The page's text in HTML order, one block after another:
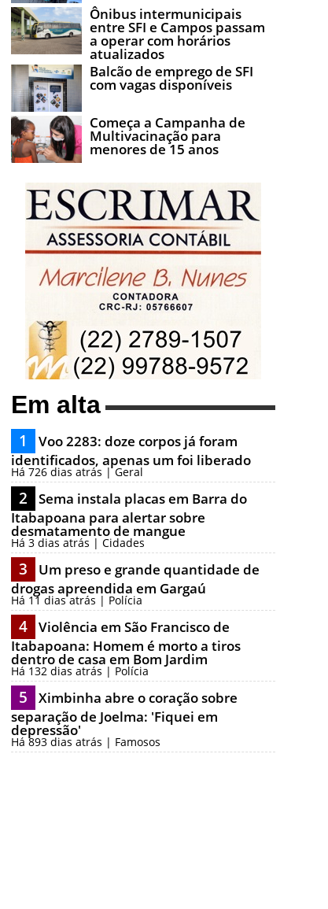
Ônibus intermunicipais
entre SFI e Campos passam
a operar com horários
atualizados
Balcão de emprego de SFI
com vagas disponíveis
Começa a Campanha de
Multivacinação para
menores de 15 anos
Em alta
1
Voo 2283: doze corpos já foram
identificados, apenas um foi liberado
Há 726 dias atrás | Geral
2
Sema instala placas em Barra do
Itabapoana para alertar sobre
desmatamento de mangue
Há 3 dias atrás | Cidades
3
Um preso e grande quantidade de
drogas apreendida em Gargaú
Há 11 dias atrás | Polícia
4
Violência em São Francisco de
Itabapoana: Homem é morto a tiros
dentro de casa em Bom Jardim
Há 132 dias atrás | Polícia
5
Ximbinha abre o coração sobre
separação de Joelma: 'Fiquei em
depressão'
Há 893 dias atrás | Famosos